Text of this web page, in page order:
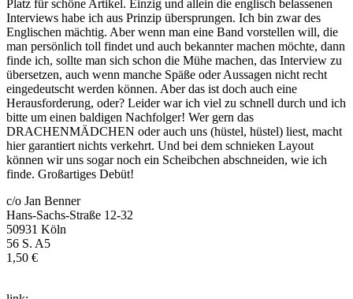
Platz für schöne Artikel. Einzig und allein die englisch belassenen
Interviews habe ich aus Prinzip übersprungen. Ich bin zwar des
Englischen mächtig. Aber wenn man eine Band vorstellen will, die
man persönlich toll findet und auch bekannter machen möchte, dann
finde ich, sollte man sich schon die Mühe machen, das Interview zu
übersetzen, auch wenn manche Späße oder Aussagen nicht recht
eingedeutscht werden können. Aber das ist doch auch eine
Herausforderung, oder? Leider war ich viel zu schnell durch und ich
bitte um einen baldigen Nachfolger! Wer gern das
DRACHENMÄDCHEN oder auch uns (hüstel, hüstel) liest, macht
hier garantiert nichts verkehrt. Und bei dem schnieken Layout
können wir uns sogar noch ein Scheibchen abschneiden, wie ich
finde. Großartiges Debüt!
c/o Jan Benner
Hans-Sachs-Straße 12-32
50931 Köln
56 S. A5
1,50 €